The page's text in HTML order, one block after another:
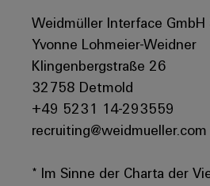
Weidmüller Interface GmbH
Yvonne Lohmeier-Weidner
Klingenbergstraße 26
32758 Detmold
+49 5231 14-293559
recruiting@weidmueller.com
* Im Sinne der Charta der